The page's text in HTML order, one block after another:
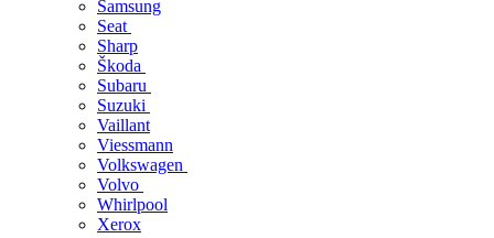
Samsung
Seat
Sharp
Škoda
Subaru
Suzuki
Vaillant
Viessmann
Volkswagen
Volvo
Whirlpool
Xerox